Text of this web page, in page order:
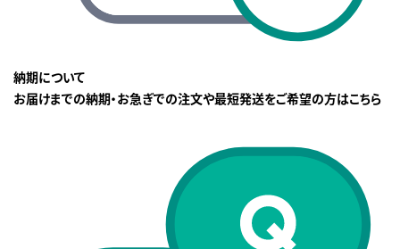
納期について
お届けまでの納期・お急ぎでの注文や最短発送をご希望の方はこちら